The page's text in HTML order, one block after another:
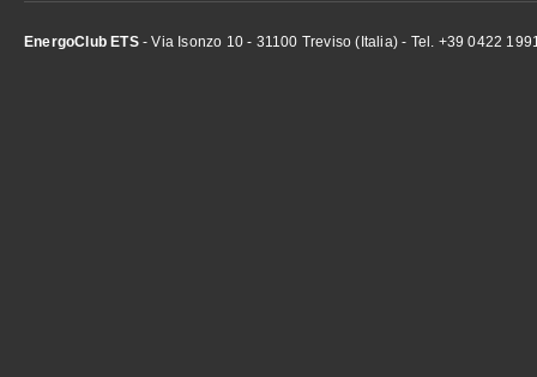
EnergoClub ETS- Via Isonzo 10 - 31100 Treviso (Italia) - Tel. +39 0422